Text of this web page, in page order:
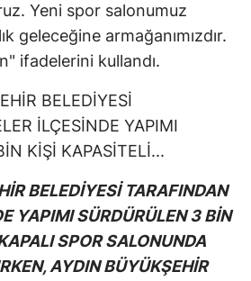
Yeni spor salonumuz
geleceğine armağanımızdır.
ifadelerini kullandı.
BELEDİYESİ TARAFINDAN
YAPIMI SÜRDÜRÜLEN 3 BİN
SPOR SALONUNDA
AYDIN BÜYÜKŞEHİR